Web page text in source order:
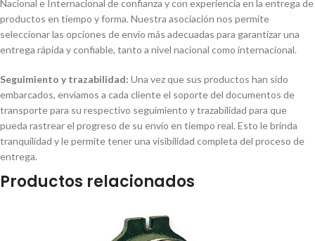
Nacional e Internacional de confianza y con experiencia en la entrega de
productos en tiempo y forma. Nuestra asociación nos permite
seleccionar las opciones de envío más adecuadas para garantizar una
entrega rápida y confiable, tanto a nivel nacional como internacional.
Seguimiento y trazabilidad: Una vez que sus productos han sido
embarcados, enviamos a cada cliente el soporte del documentos de
transporte para su respectivo seguimiento y trazabilidad para que
pueda rastrear el progreso de su envío en tiempo real. Esto le brinda
tranquilidad y le permite tener una visibilidad completa del proceso de
entrega.
Productos relacionados